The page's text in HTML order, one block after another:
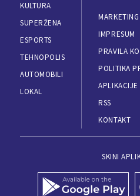
KULTURA
SUPERŽENA
ESPORTS
TEHNOPOLIS
AUTOMOBILI
LOKAL
MARKETING
IMPRESUM
PRAVILA
POLITIKA
APLIKACIJE
RSS
KONTAKT
SKINI